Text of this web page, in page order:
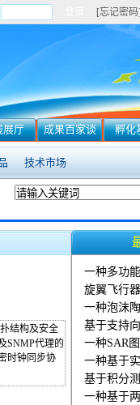
[忘记密码]
展厅 成果百家谈 孵化
技术市场
结构及安全
SNMP代理的
时钟同步协
一种多功
旋翼飞行
一种泡沫
基于支持
一种SAR
一种基于
基于积分
一种基于